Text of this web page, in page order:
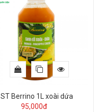
ST Berrino 1L xoài dứa
95,000đ